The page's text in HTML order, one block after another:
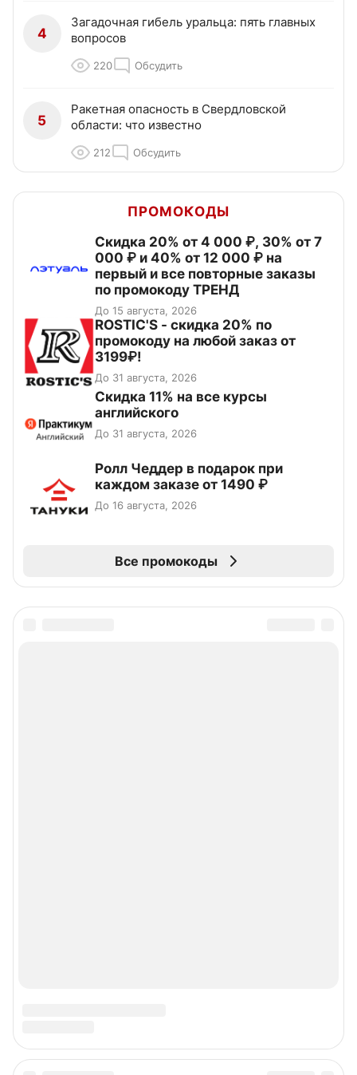
4
Загадочная гибель уральца: пять главных
вопросов
220 Обсудить
5
Ракетная опасность в Свердловской
области: что известно
212 Обсудить
ПРОМОКОДЫ
Скидка 20% от 4 000 ₽, 30% от 7
000 ₽ и 40% от 12 000 ₽ на
первый и все повторные заказы
по промокоду ТРЕНД
До 15 августа, 2026
ROSTIC'S - скидка 20% по
промокоду на любой заказ от
3199₽!
До 31 августа, 2026
Скидка 11% на все курсы
английского
До 31 августа, 2026
Ролл Чеддер в подарок при
каждом заказе от 1490 ₽
До 16 августа, 2026
Все промокоды